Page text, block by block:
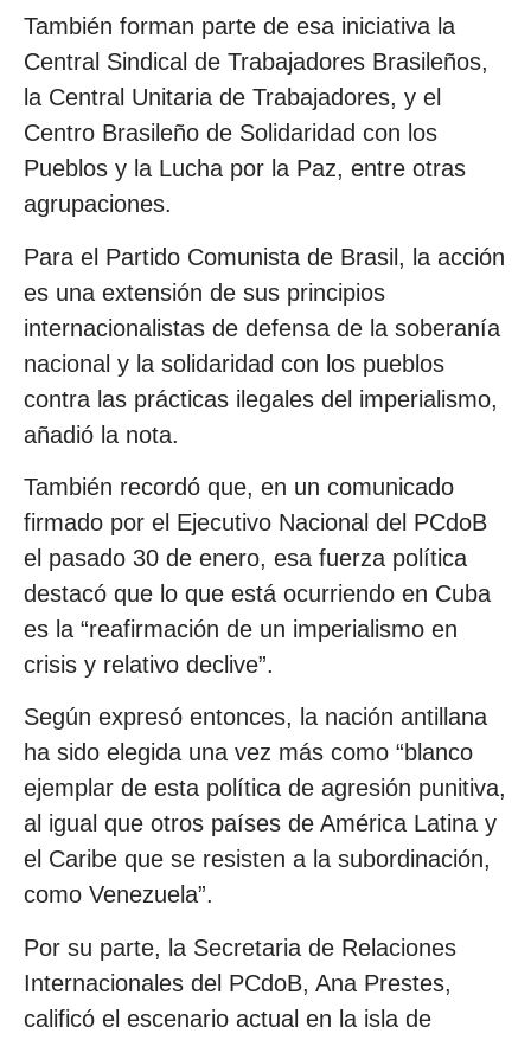
También forman parte de esa iniciativa la
Central Sindical de Trabajadores Brasileños,
la Central Unitaria de Trabajadores, y el
Centro Brasileño de Solidaridad con los
Pueblos y la Lucha por la Paz, entre otras
agrupaciones.
Para el Partido Comunista de Brasil, la acción
es una extensión de sus principios
internacionalistas de defensa de la soberanía
nacional y la solidaridad con los pueblos
contra las prácticas ilegales del imperialismo,
añadió la nota.
También recordó que, en un comunicado
firmado por el Ejecutivo Nacional del PCdoB
el pasado 30 de enero, esa fuerza política
destacó que lo que está ocurriendo en Cuba
es la “reafirmación de un imperialismo en
crisis y relativo declive”.
Según expresó entonces, la nación antillana
ha sido elegida una vez más como “blanco
ejemplar de esta política de agresión punitiva,
al igual que otros países de América Latina y
el Caribe que se resisten a la subordinación,
como Venezuela”.
Por su parte, la Secretaria de Relaciones
Internacionales del PCdoB, Ana Prestes,
calificó el escenario actual en la isla de